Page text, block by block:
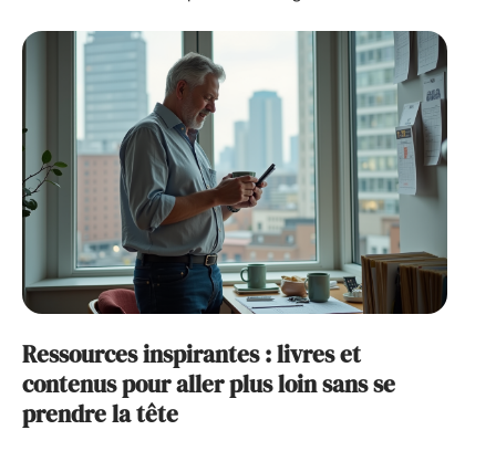
Ressources inspirantes : livres et
contenus pour aller plus loin sans se
prendre la tête